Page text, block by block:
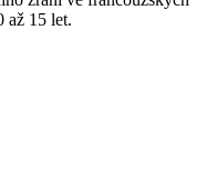
až 15 let.